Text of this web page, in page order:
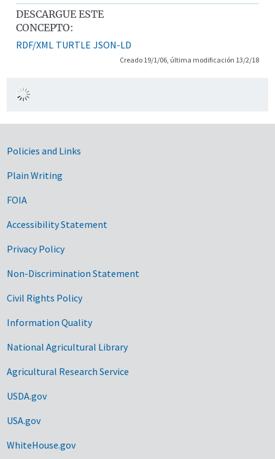
DESCARGUE ESTE
CONCEPTO:
RDF/XML TURTLE JSON-LD
Creado 19/1/06, última modificación 13/2/18
Government Links
Policies and Links
Plain Writing
FOIA
Accessibility Statement
Privacy Policy
Non-Discrimination Statement
Civil Rights Policy
Information Quality
National Agricultural Library
Agricultural Research Service
USDA.gov
USA.gov
WhiteHouse.gov